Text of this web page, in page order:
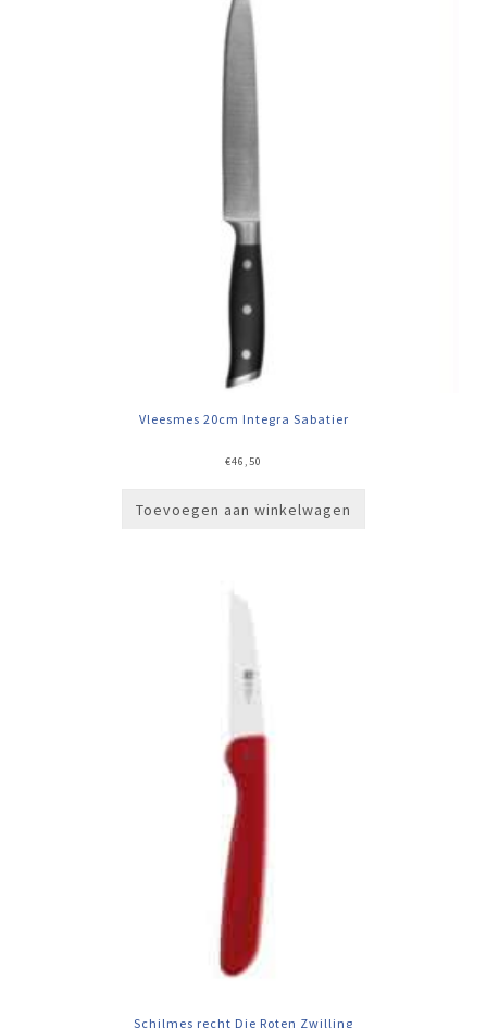
Vleesmes 20cm Integra Sabatier
€46,50
Toevoegen aan winkelwagen
Schilmes recht Die Roten Zwilling